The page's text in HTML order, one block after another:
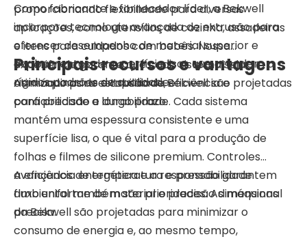
Como fabricante e fornecedor líder, a Bekwell
incorpora tecnologia avançada de extrusão para
oferecer desempenho de material superior e
acabamentos de superfície lisos que atendem a
rígidos padrões de qualidade.
proporcionando flexibilidade para diversas
aplicações, como utensílios de cozinha, assadeiras
e itens para cuidados com bebês. Nossa
experiência garante que cada sistema seja
otimizado para estabilidade, eficiência e
confiabilidade a longo prazo.
Principais recursos e vantagens
As máquinas de extrusão da Bekwell são projetadas
para precisão e durabilidade. Cada sistema
mantém uma espessura consistente e uma
superfície lisa, o que é vital para a produção de
folhas e filmes de silicone premium. Controles
avançados de temperatura e pressão garantem
fluxo uniforme de material e precisão dimensional
precisa.
A eficiência energética e a responsabilidade
ambiental também são prioridades. As máquinas
da Bekwell são projetadas para minimizar o
consumo de energia e, ao mesmo tempo,